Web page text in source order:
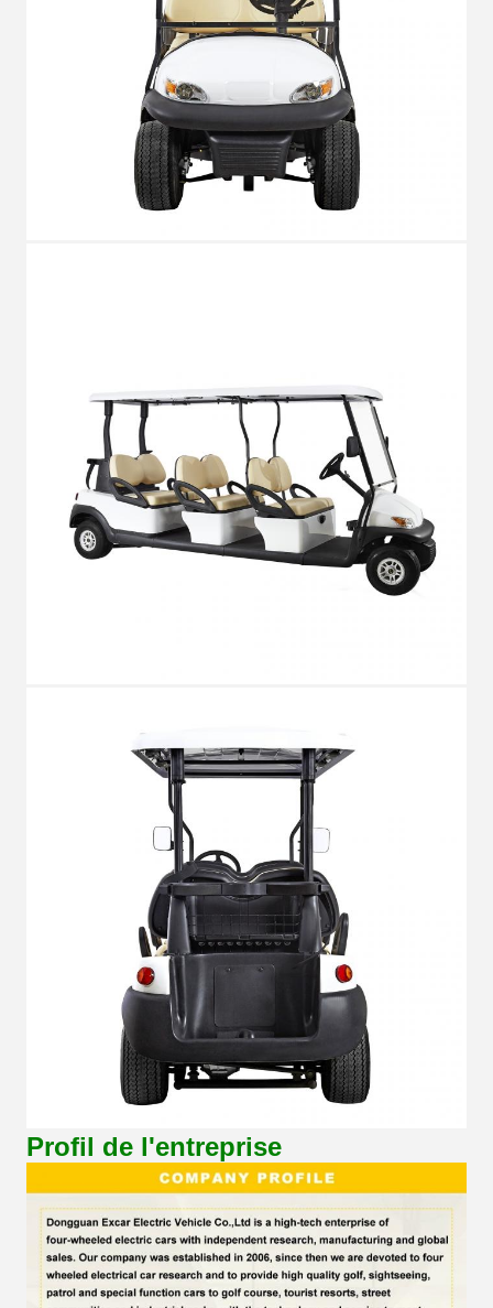
Profil de l'entreprise